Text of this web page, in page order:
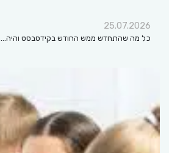
25.07.2026
כל מה שהתחדש ממש החודש בקידסבסט והיה…